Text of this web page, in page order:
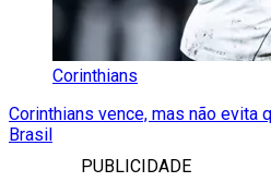
Corinthians
Corinthians vence, mas não evita
Brasil
PUBLICIDADE